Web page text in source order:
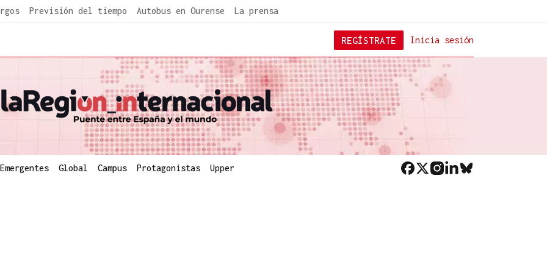
Previsión del tiempo Autobus en Ourense La prensa
Inicia sesión
REGÍSTRATE
Emergentes Global Campus Protagonistas Upper